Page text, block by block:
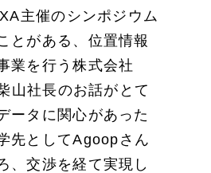
主催のシンポジウム
とがある、位置情報
業を行う株式会社
山社長のお話がとて
ータに関心があった
先としてAgoopさん
、交渉を経て実現し